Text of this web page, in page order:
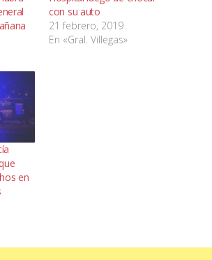
con su auto
21 febrero, 2019
En «Gral. Villegas»
en